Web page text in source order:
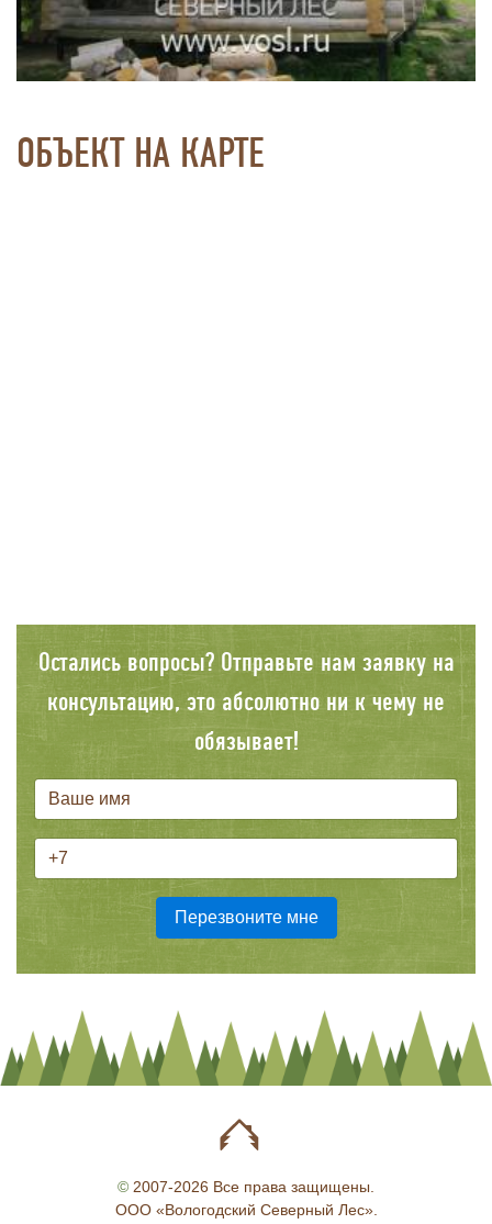
ОБЪЕКТ НА КАРТЕ
Остались вопросы? Отправьте нам заявку на
консультацию, это абсолютно ни к чему не
обязывает!
© 2007-2026 Все права защищены.
ООО «Вологодский Северный Лес».